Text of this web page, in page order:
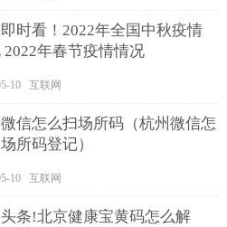
时看！2022年全国中秋疫情
2022年春节疫情情况
10 互联网
信怎么扫场所码（杭州微信怎
所码登记）
10 互联网
条!北京健康宝黄码怎么解